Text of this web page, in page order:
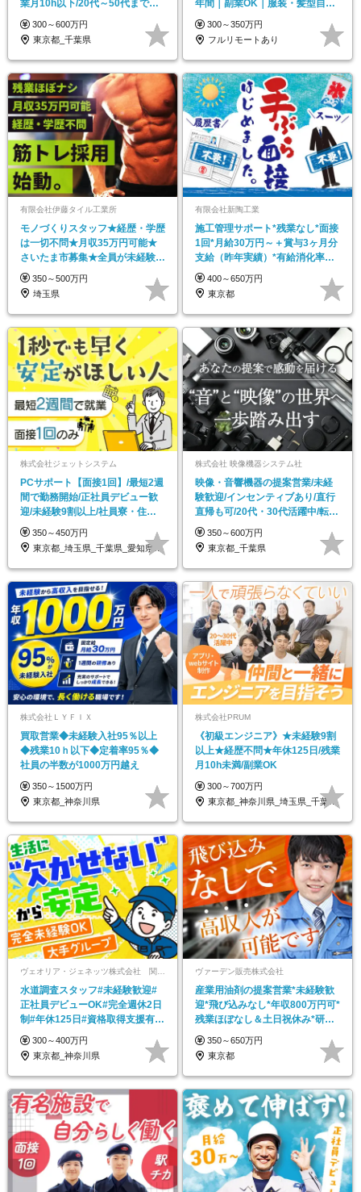
業月10h以下/20代～50代まで活
躍/転勤無し
300～600万円
東京都_千葉県
年間｜副業OK｜服装・髪型自由
｜20代活躍
300～350万円
フルリモートあり
有限会社伊藤タイル工業所
モノづくりスタッフ★経歴・学歴
は一切不問★月収35万円可能★
さいたま市募集★全員が未経験ス
タート！
350～500万円
埼玉県
有限会社新陶工業
施工管理サポート*残業なし*面接
1回*月給30万円～＋賞与3ヶ月分
支給（昨年実績）*有給消化率ほ
ぼ100％
400～650万円
東京都
株式会社ジェットシステム
PCサポート【面接1回】/最短2週
間で勤務開始/正社員デビュー歓
迎/未経験9割以上/社員寮・住宅
手当あり
350～450万円
東京都_埼玉県_千葉県_愛知県_北海道_…
株式会社 映像機器システム社
映像・音響機器の提案営業/未経
験歓迎/インセンティブあり/直行
直帰も可/20代・30代活躍中/転勤
無し
350～600万円
東京都_千葉県
株式会社ＬＹＦＩＸ
買取営業◆未経験入社95％以上
◆残業10ｈ以下◆定着率95％◆
社員の半数が1000万円越え
350～1500万円
東京都_神奈川県
株式会社PRUM
《初級エンジニア》★未経験9割
以上★経歴不問★年休125日/残業
月10h未満/副業OK
300～700万円
東京都_神奈川県_埼玉県_千葉県_新潟県
水道調査スタッフ#未経験歓迎#
正社員デビューOK#完全週休2日
制#年休125日#資格取得支援有#
社員数千人以上
300～400万円
東京都_神奈川県
ヴァーデン販売株式会社
産業用油剤の提案営業*未経験歓
迎*飛び込みなし*年収800万円可*
残業ほぼなし＆土日祝休み*研修
充実
350～650万円
東京都